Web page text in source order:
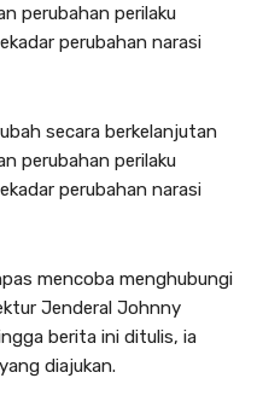
perubahan perilaku
perubahan narasi
secara berkelanjutan
perubahan perilaku
perubahan narasi
mencoba menghubungi
Jenderal Johnny
berita ini ditulis, ia
diajukan.